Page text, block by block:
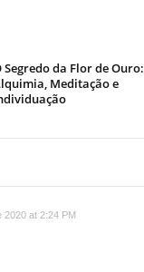
Segredo da Flor de Ouro:
Meditação e
2020 at 2:24 PM